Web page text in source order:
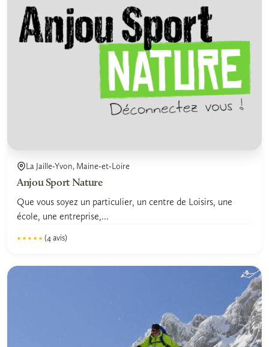
La Jaille-Yvon, Maine-et-Loire
Anjou Sport Nature
Que vous soyez un particulier, un centre de Loisirs, une
école, une entreprise,...
★★★★★
★★★★★ (4 avis)